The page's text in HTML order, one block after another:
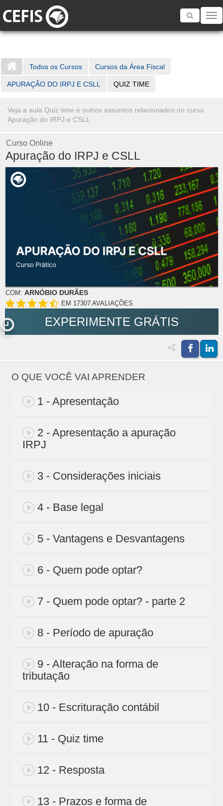
Toggle
Todos os Cursos Cursos da Área Fiscal
APURAÇÃO DO IRPJ E CSLL QUIZ TIME
Veja a aula Quiz time e outros assuntos relacionados no curso
Apuração do IRPJ e CSLL
Curso Online
Apuração do IRPJ e CSLL
COM: ARNÓBIO DURÃES
EM 17307 AVALIAÇÕES
EXPERIMENTE GRÁTIS
O QUE VOCÊ VAI APRENDER
1 - Apresentação
2 - Apresentação a apuração
IRPJ
3 - Considerações iniciais
4 - Base legal
5 - Vantagens e Desvantagens
6 - Quem pode optar?
7 - Quem pode optar? - parte 2
8 - Período de apuração
9 - Alteração na forma de
tributação
10 - Escrituração contábil
11 - Quiz time
12 - Resposta
13 - Prazos e forma de